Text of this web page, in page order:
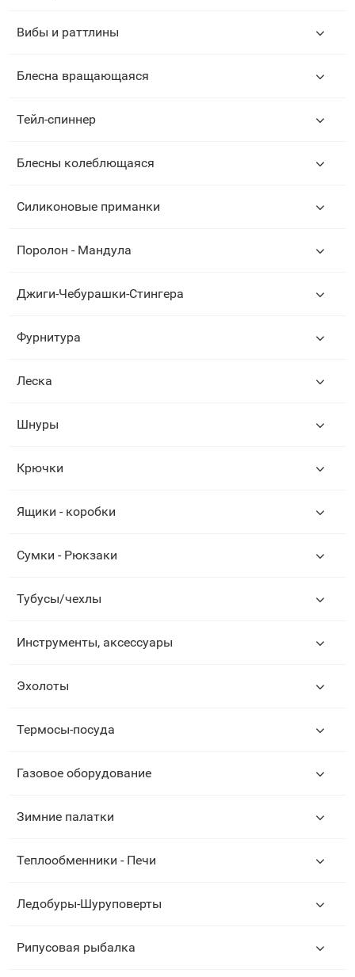
Вибы и раттлины
Блесна вращающаяся
Тейл-спиннер
Блесны колеблющаяся
Силиконовые приманки
Поролон - Мандула
Джиги-Чебурашки-Стингера
Фурнитура
Леска
Шнуры
Крючки
Ящики - коробки
Сумки - Рюкзаки
Тубусы/чехлы
Инструменты, аксессуары
Эхолоты
Термосы-посуда
Газовое оборудование
Зимние палатки
Теплообменники - Печи
Ледобуры-Шуруповерты
Рипусовая рыбалка